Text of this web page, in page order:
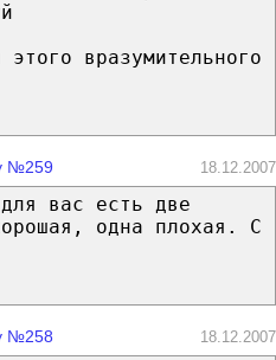
вразумительного
№259 18.12.2007
вас есть две
одна плохая. С
№258 18.12.2007